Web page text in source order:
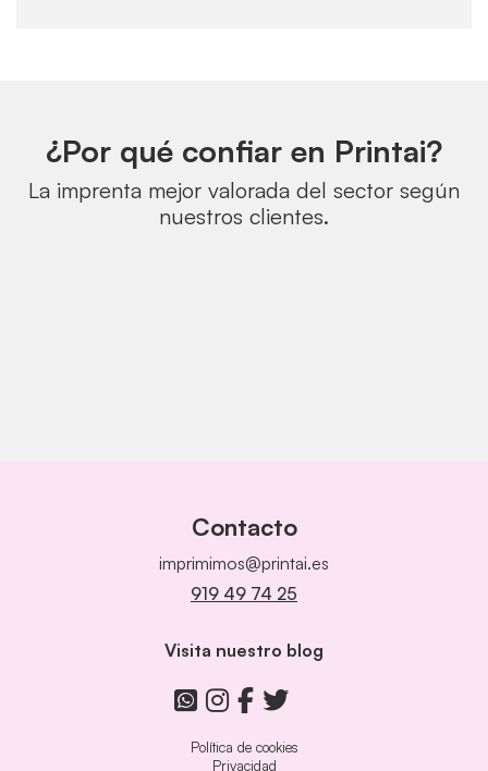
¿Por qué confiar en Printai?
La imprenta mejor valorada del sector según
nuestros clientes.
Contacto
imprimimos@printai.es
919 49 74 25
Visita nuestro blog
Política de cookies
Privacidad